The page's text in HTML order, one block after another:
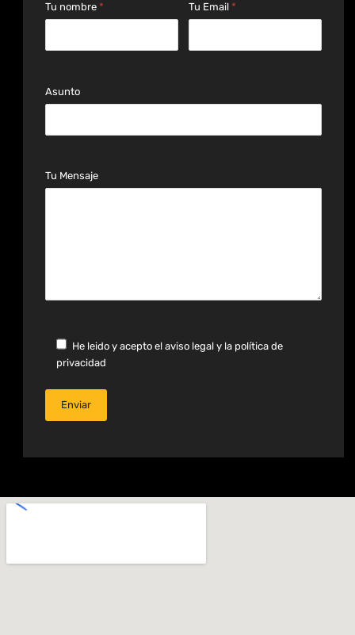
Tu nombre * Tu Email*
Asunto
Tu Mensaje
He leido y acepto el aviso legal y la política de
privacidad